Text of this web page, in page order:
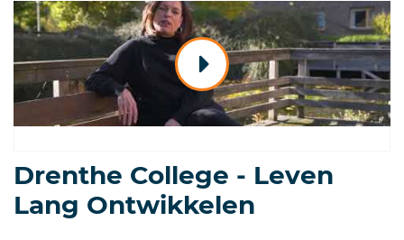
Drenthe College - Leven
Lang Ontwikkelen